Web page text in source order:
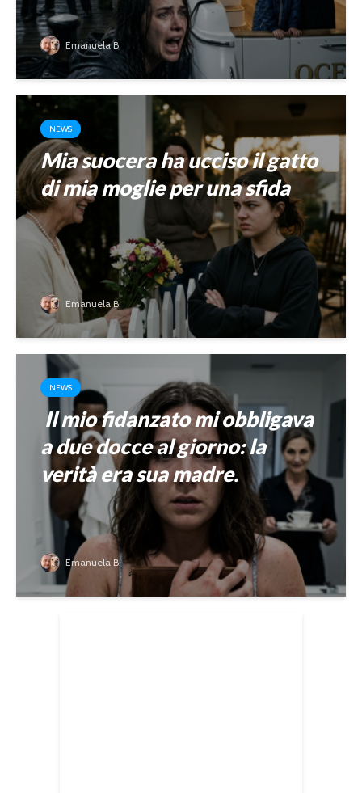
Emanuela B.
NEWS
Mia suocera ha ucciso il gatto
di mia moglie per una sfida
Emanuela B.
NEWS
Il mio fidanzato mi obbligava
a due docce al giorno: la
verità era sua madre.
Emanuela B.